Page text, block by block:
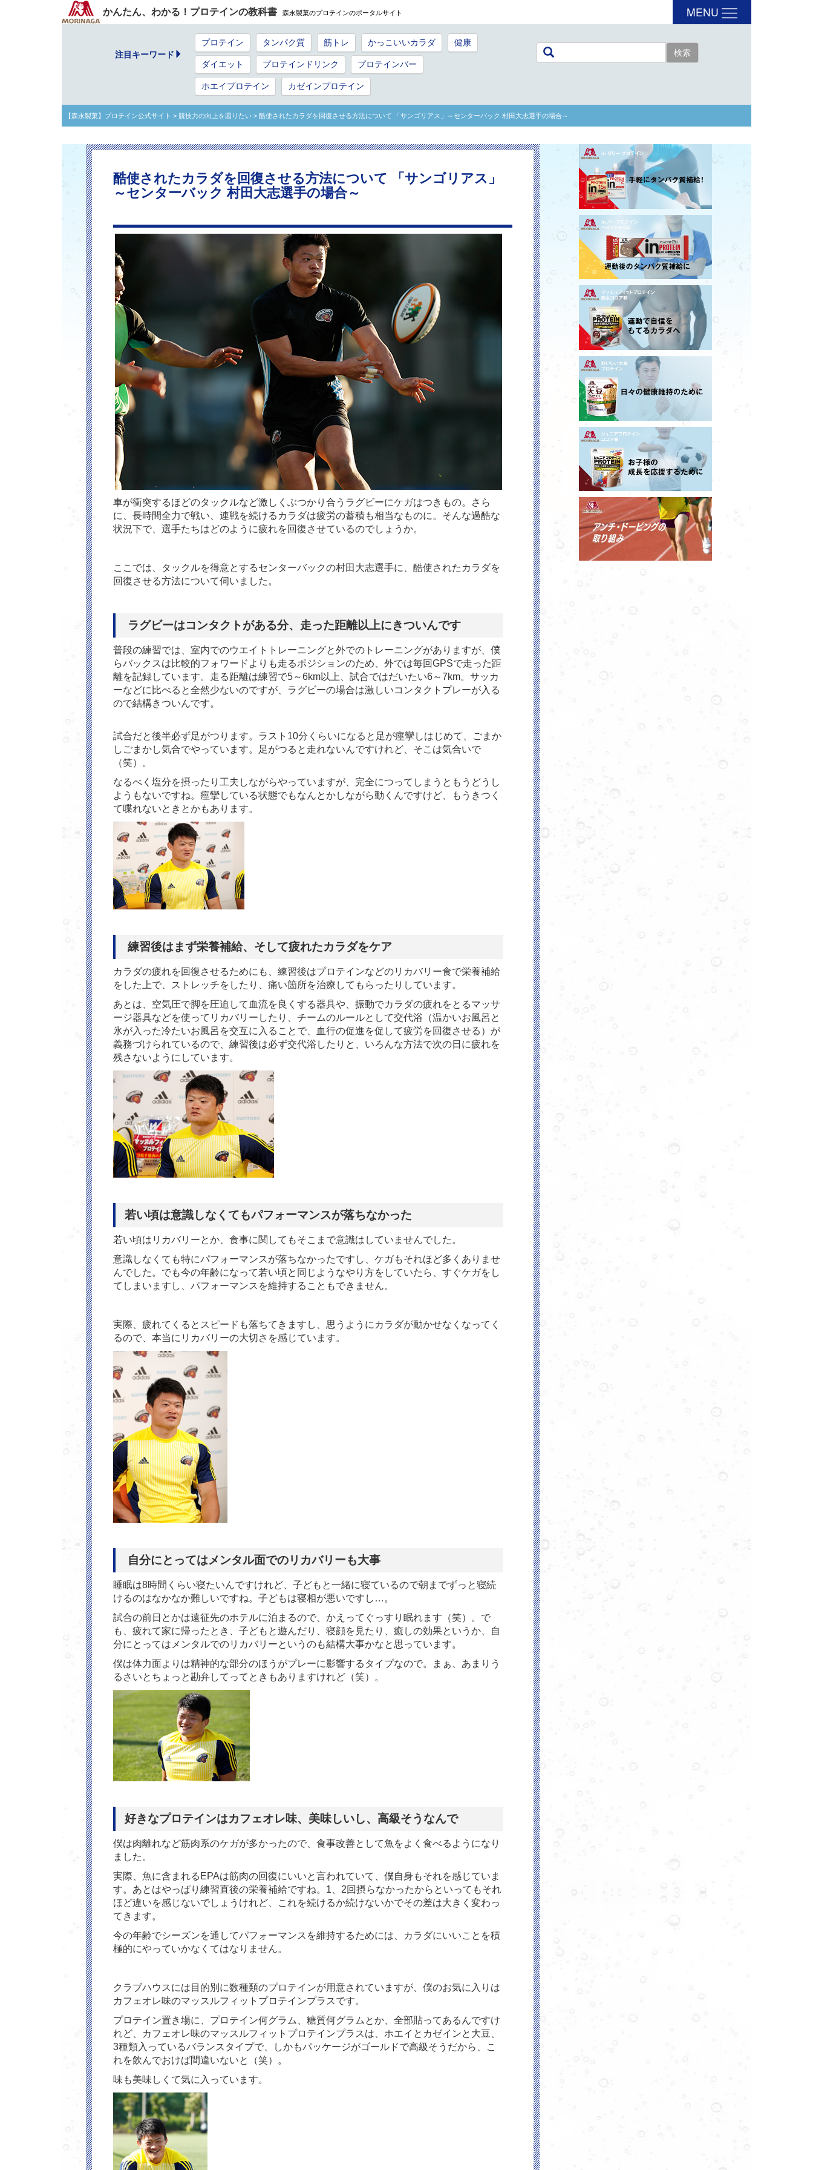
かんたん、わかる！プロテインの教科書 森永製菓のプロテインのポータルサイト MENU
注目キーワード
プロテイン タンパク質 筋トレ かっこいいカラダ 健康
ダイエット プロテインドリンク プロテインバー
ホエイプロテイン カゼインプロテイン
【森永製菓】プロテイン公式サイト > 競技力の向上を図りたい > 酷使されたカラダを回復させる方法について 「サンゴリアス」～センターバック 村田大志選手の場合～
酷使されたカラダを回復させる方法について 「サンゴリアス」
～センターバック 村田大志選手の場合～
車が衝突するほどのタックルなど激しくぶつかり合うラグビーにケガはつきもの。さら
に、長時間全力で戦い、連戦を続けるカラダは疲労の蓄積も相当なものに。そんな過酷な
状況下で、選手たちはどのように疲れを回復させているのでしょうか。
ここでは、タックルを得意とするセンターバックの村田大志選手に、酷使されたカラダを
回復させる方法について伺いました。
ラグビーはコンタクトがある分、走った距離以上にきついんです
普段の練習では、室内でのウエイトトレーニングと外でのトレーニングがありますが、僕
らバックスは比較的フォワードよりも走るポジションのため、外では毎回GPSで走った距
離を記録しています。走る距離は練習で5～6km以上、試合ではだいたい6～7km。サッカ
ーなどに比べると全然少ないのですが、ラグビーの場合は激しいコンタクトプレーが入る
ので結構きついんです。
試合だと後半必ず足がつります。ラスト10分くらいになると足が痙攣しはじめて、ごまか
しごまかし気合でやっています。足がつると走れないんですけれど、そこは気合いで
（笑）。
なるべく塩分を摂ったり工夫しながらやっていますが、完全につってしまうともうどうし
ようもないですね。痙攣している状態でもなんとかしながら動くんですけど、もうきつく
て喋れないときとかもあります。
練習後はまず栄養補給、そして疲れたカラダをケア
カラダの疲れを回復させるためにも、練習後はプロテインなどのリカバリー食で栄養補給
をした上で、ストレッチをしたり、痛い箇所を治療してもらったりしています。
あとは、空気圧で脚を圧迫して血流を良くする器具や、振動でカラダの疲れをとるマッサ
ージ器具などを使ってリカバリーしたり、チームのルールとして交代浴（温かいお風呂と
氷が入った冷たいお風呂を交互に入ることで、血行の促進を促して疲労を回復させる）が
義務づけられているので、練習後は必ず交代浴したりと、いろんな方法で次の日に疲れを
残さないようにしています。
若い頃は意識しなくてもパフォーマンスが落ちなかった
若い頃はリカバリーとか、食事に関してもそこまで意識はしていませんでした。
意識しなくても特にパフォーマンスが落ちなかったですし、ケガもそれほど多くありませ
んでした。でも今の年齢になって若い頃と同じようなやり方をしていたら、すぐケガをし
てしまいますし、パフォーマンスを維持することもできません。
実際、疲れてくるとスピードも落ちてきますし、思うようにカラダが動かせなくなってく
るので、本当にリカバリーの大切さを感じています。
自分にとってはメンタル面でのリカバリーも大事
睡眠は8時間くらい寝たいんですけれど、子どもと一緒に寝ているので朝までずっと寝続
けるのはなかなか難しいですね。子どもは寝相が悪いですし…。
試合の前日とかは遠征先のホテルに泊まるので、かえってぐっすり眠れます（笑）。で
も、疲れて家に帰ったとき、子どもと遊んだり、寝顔を見たり、癒しの効果というか、自
分にとってはメンタルでのリカバリーというのも結構大事かなと思っています。
僕は体力面よりは精神的な部分のほうがプレーに影響するタイプなので。まぁ、あまりう
るさいとちょっと勘弁してってときもありますけれど（笑）。
好きなプロテインはカフェオレ味、美味しいし、高級そうなんで
僕は肉離れなど筋肉系のケガが多かったので、食事改善として魚をよく食べるようになり
ました。
実際、魚に含まれるEPAは筋肉の回復にいいと言われていて、僕自身もそれを感じていま
す。あとはやっぱり練習直後の栄養補給ですね。1、2回摂らなかったからといってもそれ
ほど違いを感じないでしょうけれど、これを続けるか続けないかでその差は大きく変わっ
てきます。
今の年齢でシーズンを通してパフォーマンスを維持するためには、カラダにいいことを積
極的にやっていかなくてはなりません。
クラブハウスには目的別に数種類のプロテインが用意されていますが、僕のお気に入りは
カフェオレ味のマッスルフィットプロテインプラスです。
プロテイン置き場に、プロテイン何グラム、糖質何グラムとか、全部貼ってあるんですけ
れど、カフェオレ味のマッスルフィットプロテインプラスは、ホエイとカゼインと大豆、
3種類入っているバランスタイプで、しかもパッケージがゴールドで高級そうだから、こ
れを飲んでおけば間違いないと（笑）。
味も美味しくて気に入っています。